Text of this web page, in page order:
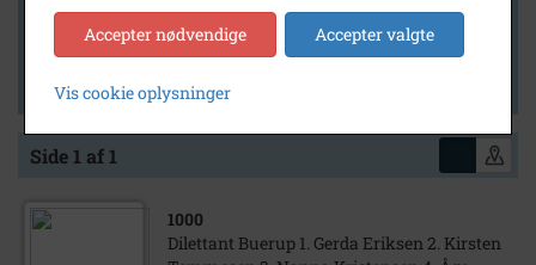
Vis kun med lydklip
Vis kun med kilder
Vis kun med geo-tag
Side 1 af 1
1000
Dilettant Buerup 1. Gerda Eriksen 2. Kirsten
Accepter nødvendige Accepter valgte
Vis cookie oplysninger